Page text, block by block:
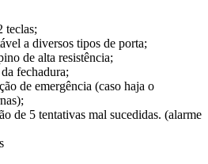
teclas;
a diversos tipos de porta;
de alta resistência;
fechadura;
de emergência (caso haja o
de 5 tentativas mal sucedidas. (alarme